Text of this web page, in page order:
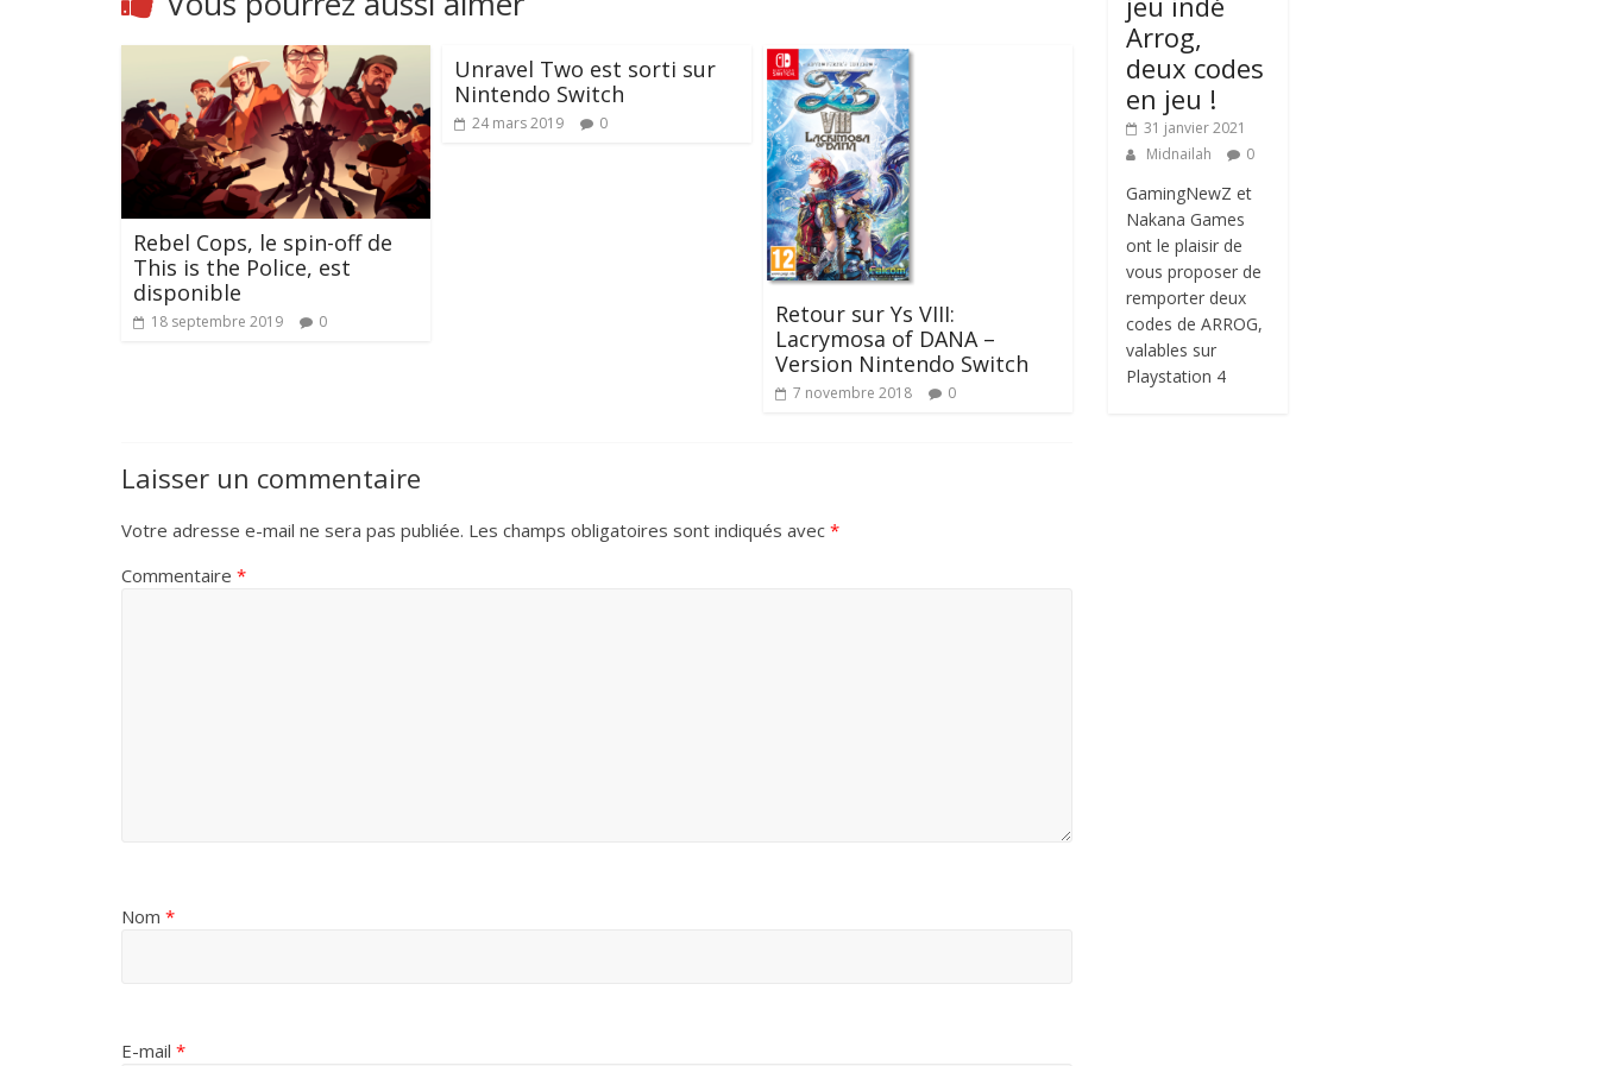
Rebel Cops, le spin-off de
This is the Police, est
disponible
18 septembre 2019 0
Unravel Two est sorti sur
Nintendo Switch
24 mars 2019 0
Retour sur Ys VIII:
Lacrymosa of DANA –
Version Nintendo Switch
7 novembre 2018 0
Laisser un commentaire
Votre adresse e-mail ne sera pas publiée. Les champs obligatoires sont indiqués avec *
Commentaire *
Nom *
E-mail *
Arrog,
deux codes
en jeu !
31 janvier 2021
Midnailah
0
GamingNewZ et
Nakana Games
ont le plaisir de
vous proposer de
remporter deux
codes de ARROG,
valables sur
Playstation 4